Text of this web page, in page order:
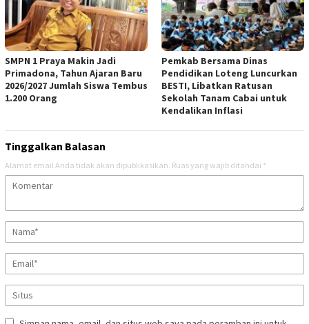
SMPN 1 Praya Makin Jadi
Primadona, Tahun Ajaran Baru
2026/2027 Jumlah Siswa Tembus
1.200 Orang
Pemkab Bersama Dinas
Pendidikan Loteng Luncurkan
BESTI, Libatkan Ratusan
Sekolah Tanam Cabai untuk
Kendalikan Inflasi
Tinggalkan Balasan
Alamat email Anda tidak akan dipublikasikan. Ruas yang wajib ditandai *